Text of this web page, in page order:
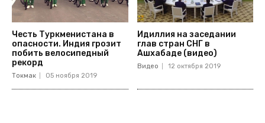
Честь Туркменистана в
опасности. Индия грозит
побить велосипедный
рекорд
Токмак 05 ноября 2019
Идиллия на заседании
глав стран СНГ в
Ашхабаде (видео)
Видео 12 октября 2019